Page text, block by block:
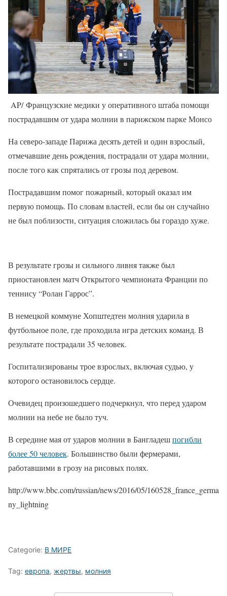
AP/ Французские медики у оперативного штаба помощи
пострадавшим от удара молнии в парижском парке Монсо
На северо-западе Парижа десять детей и один взрослый,
отмечавшие день рождения, пострадали от удара молнии,
после того как спрятались от грозы под деревом.
Пострадавшим помог пожарный, который оказал им
первую помощь. По словам властей, если бы он случайно
не был поблизости, ситуация сложилась бы гораздо хуже.
В результате грозы и сильного ливня также был
приостановлен матч Открытого чемпионата Франции по
теннису “Ролан Гаррос”.
В немецкой коммуне Хопштедтен молния ударила в
футбольное поле, где проходила игра детских команд. В
результате пострадали 35 человек.
Госпитализированы трое взрослых, включая судью, у
которого остановилось сердце.
Очевидец произошедшего подчеркнул, что перед ударом
молнии на небе не было туч.
В середине мая от ударов молнии в Бангладешпогибли
более 50 человек. Большинство были фермерами,
работавшими в грозу на рисовых полях.
http://www.bbc.com/russian/news/2016/05/160528_france_germa
ny_lightning
Categorie: В МИРЕ
Tag: европа, жертвы, молния